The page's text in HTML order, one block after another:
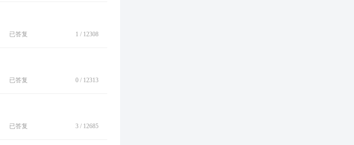
已答复 1 / 12308
已答复 0 / 12313
已答复 3 / 12685